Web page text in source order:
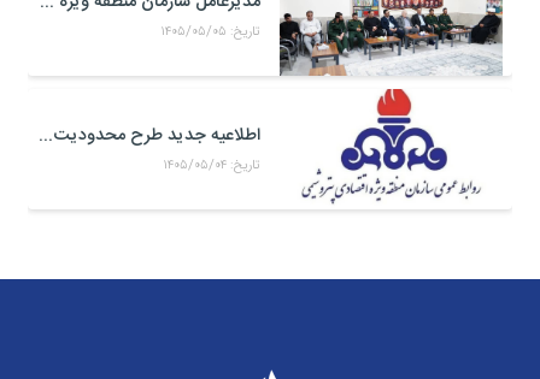
تاریخ: ۱۴۰۵/۰۵/۰۵
اطلاعیه جدید طرح محدودیت تردد خودرو به منطقه ویژه اقتصادی پتروشیمی
تاریخ: ۱۴۰۵/۰۵/۰۴